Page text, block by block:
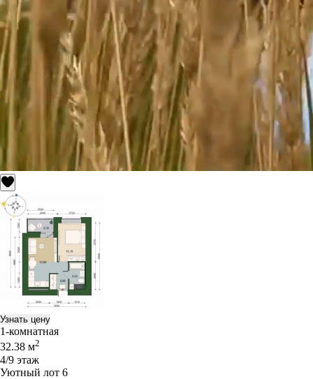
Узнать цену
1-комнатная
32.38 м2
4/9 этаж
Уютный лот 6